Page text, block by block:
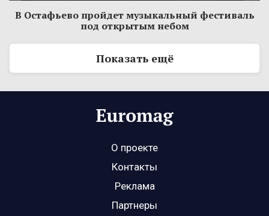
В Остафьево пройдет музыкальный фестиваль
под открытым небом
Показать ещё
О проекте
Контакты
Реклама
Партнеры